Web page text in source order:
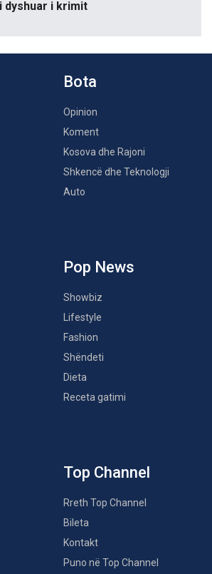
dyshuar i krimit
Bota
Opinion
Koment
Kosova dhe Rajoni
Shkencë dhe Teknologji
Auto
Pop News
Showbiz
Lifestyle
Fashion
Shëndeti
Dieta
Receta gatimi
Top Channel
Rreth Top Channel
Bileta
Kontakt
Puno në Top Channel